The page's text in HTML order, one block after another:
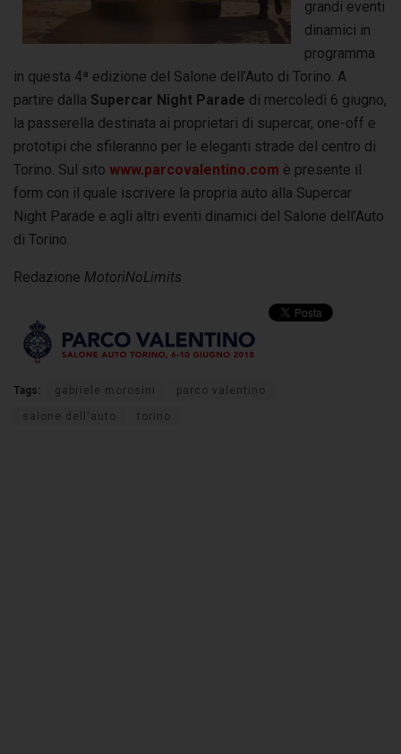
grandi eventi
dinamici in
programma
in questa 4ª edizione del Salone dell’Auto di Torino. A
partire dalla Supercar Night Parade di mercoledì 6 giugno,
la passerella destinata ai proprietari di supercar, one-off e
prototipi che sfileranno per le eleganti strade del centro di
Torino. Sul sito www.parcovalentino.com è presente il
form con il quale iscrivere la propria auto alla Supercar
Night Parade e agli altri eventi dinamici del Salone dell’Auto
di Torino.
Redazione MotoriNoLimits
Tags: gabriele morosini parco valentino
salone dell'auto torino